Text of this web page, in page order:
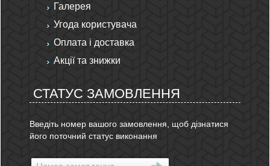
Галерея
Угода користувача
Оплата і доставка
Акції та знижки
СТАТУС ЗАМОВЛЕННЯ
Введіть номер вашого замовлення, щоб дізнатися
його поточний статус виконання